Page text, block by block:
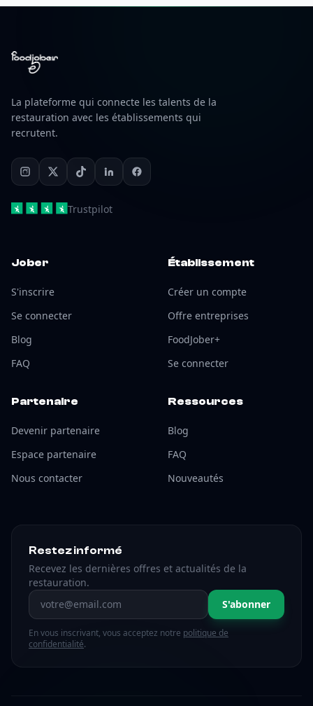
La plateforme qui connecte les talents de la
restauration avec les établissements qui
recrutent.
Trustpilot
Jober
S'inscrire
Se connecter
Blog
FAQ
Établissement
Créer un compte
Offre entreprises
FoodJober+
Se connecter
Partenaire
Devenir partenaire
Espace partenaire
Nous contacter
Ressources
Blog
FAQ
Nouveautés
Restez informé
Recevez les dernières offres et actualités de la
restauration.
Adresse email S'abonner
En vous inscrivant, vous acceptez notre politique de
confidentialité.